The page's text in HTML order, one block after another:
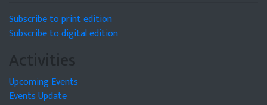
Subscribe to print edition
Subscribe to digital edition
Activities
Upcoming Events
Events Update